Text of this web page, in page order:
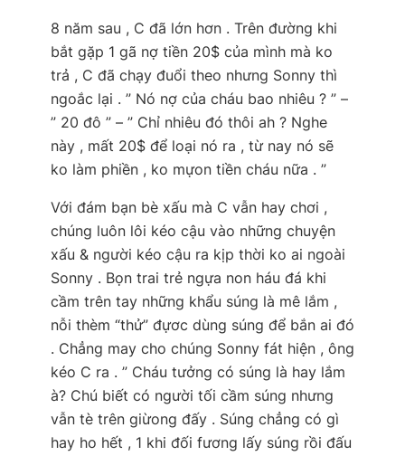
8 năm sau , C đã lớn hơn . Trên đường khi
bắt gặp 1 gã nợ tiền 20$ của mình mà ko
trả , C đã chạy đuổi theo nhưng Sonny thì
ngoắc lại . ” Nó nợ của cháu bao nhiêu ? ” –
” 20 đô ” – ” Chỉ nhiêu đó thôi ah ? Nghe
này , mất 20$ để loại nó ra , từ nay nó sẽ
ko làm phiền , ko mựon tiền cháu nữa . ”
Với đám bạn bè xấu mà C vẫn hay chơi ,
chúng luôn lôi kéo cậu vào những chuyện
xấu & người kéo cậu ra kịp thời ko ai ngoài
Sonny . Bọn trai trẻ ngựa non háu đá khi
cầm trên tay những khẩu súng là mê lắm ,
nỗi thèm “thử” đựơc dùng súng để bắn ai đó
. Chẳng may cho chúng Sonny fát hiện , ông
kéo C ra . ” Cháu tưởng có súng là hay lắm
à? Chú biết có người tối cầm súng nhưng
vẫn tè trên giừong đấy . Súng chẳng có gì
hay ho hết , 1 khi đối fương lấy súng rồi đấu